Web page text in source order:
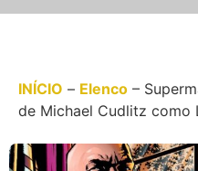
INÍCIO – Elenco –
de Michael Cudlitz como